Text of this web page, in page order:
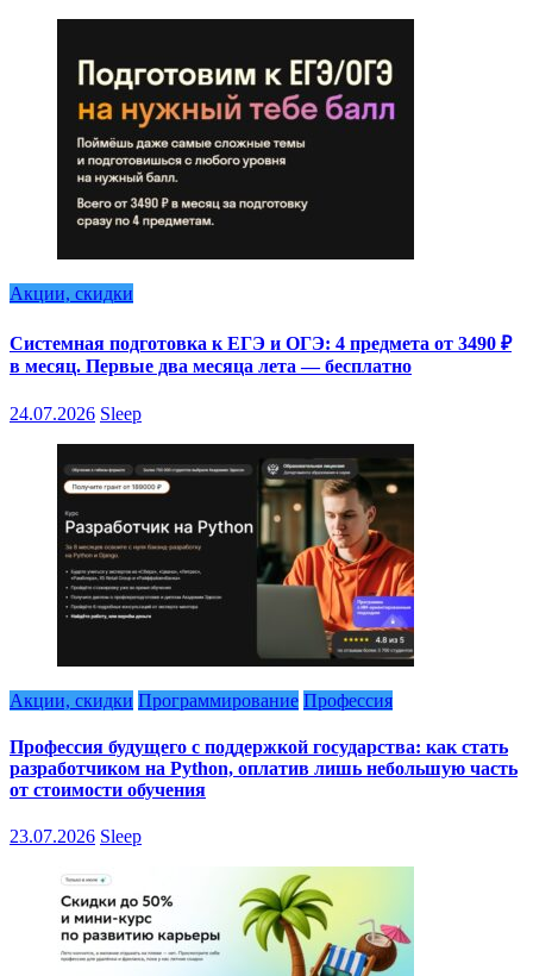
Акции, скидки
Системная подготовка к ЕГЭ и ОГЭ: 4 предмета от 3490 ₽
в месяц. Первые два месяца лета — бесплатно
24.07.2026 Sleep
Акции, скидки Программирование Профессия
Профессия будущего с поддержкой государства: как стать
разработчиком на Python, оплатив лишь небольшую часть
от стоимости обучения
23.07.2026 Sleep